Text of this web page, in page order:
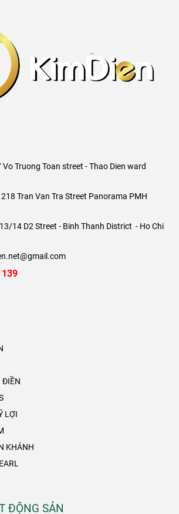
Vo Truong Toan street - Thao Dien ward
218 Tran Van Tra Street Panorama PMH
14 D2 Street - Binh Thanh District - Ho Chi
ĐIỀN
LỢI
KHÁNH
ĐỘNG SẢN